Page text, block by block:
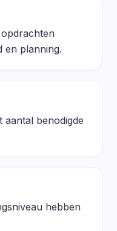
en planning.
benodigde
hebben